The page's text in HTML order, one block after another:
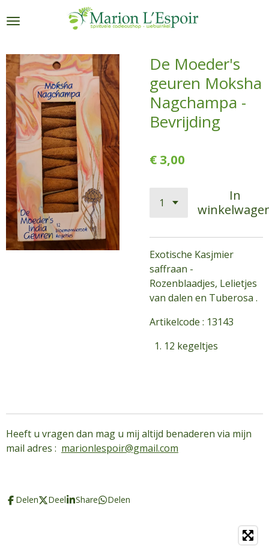
direct
de
hoofdinhoud
De Moeder's
geuren Moksha
Nagchampa -
Bevrijding
€ 3,00
In
Exotische Kasjmier
saffraan -
Rozenblaadjes, Lelietjes
van dalen en Tuberosa .
Artikelcode : 13143
12 kegeltjes
Heeft u vragen dan mag u mij altijd benaderen via mijn
mail adres : marionlespoir@gmail.com
Delen Deel Share Delen